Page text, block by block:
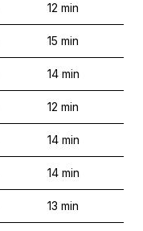
12 min
15 min
14 min
12 min
14 min
14 min
13 min